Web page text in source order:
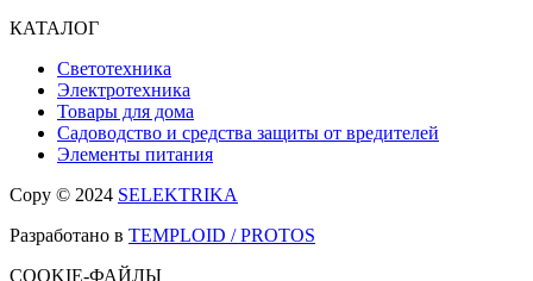
КАТАЛОГ
Светотехника
Электротехника
Товары для дома
Садоводство и средства защиты от вредителей
Элементы питания
Copy © 2024 SELEKTRIKA
Разработано в TEMPLOID / PROTOS
COOKIE-ФАЙЛЫ